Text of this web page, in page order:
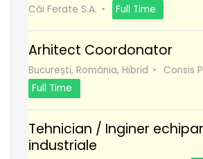
Căi Ferate S.A.
Full Time
Arhitect Coordonator
București, România, Hibrid
Consis
Full Time
Tehnician / Inginer
industriale